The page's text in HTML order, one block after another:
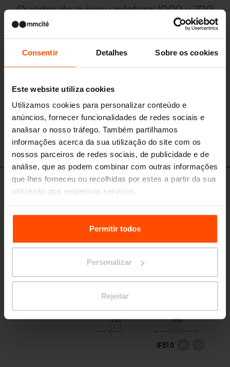
Consentir Detalhes Sobre os cookies
Este website utiliza cookies
Utilizamos cookies para personalizar conteúdo e
anúncios, fornecer funcionalidades de redes sociais e
analisar o nosso tráfego. Também partilhamos
informações acerca da sua utilização do site com os
nossos parceiros de redes sociais, de publicidade e de
análise, que as podem combinar com outras informações
que lhes forneceu ou recolhidas por estes a partir da sua
utilização dos respetivos serviços.
Para mais informações, por favor visitePrinciples
Relating to the Processing Personal Data.
Permitir todos
Personalizar
Rejeitar
Quadro de avisos unilateral (900 x 700
mm)
IF220
IF510
1700 mm)
estrutura de aço, vidro temperado; para montagem na parede; com
IF510